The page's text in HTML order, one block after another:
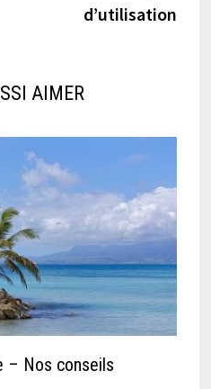
d’utilisation
AIMER
– Nos conseils